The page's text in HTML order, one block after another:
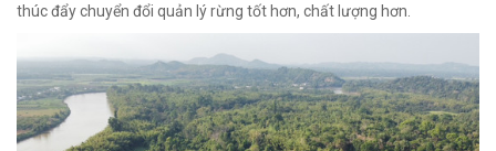
thúc đẩy chuyển đổi quản lý rừng tốt hơn, chất lượng hơn.